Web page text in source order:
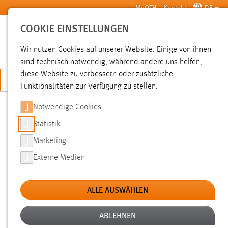
Zum Hauptinhalt springen MyOTH Kontakt DE
SUCHE
JETZT BEWERBEN
Hochschule Aktuelles News der OTH Amberg-Weiden
BACK TO PHYSICAL: „PHYSICAL
COMPUTING“-AUSSTELLUNG DER
FAKULTÄT EMI
23.07.2021
Lust auf eine Runde Remote-Beerpong?
COOKIE EINSTELLUNGEN
Wir nutzen Cookies auf unserer Website. Einige von ihnen
sind technisch notwendig, während andere uns helfen,
diese Website zu verbessern oder zusätzliche
Funktionalitäten zur Verfügung zu stellen.
Notwendige Cookies
Statistik
Marketing
Externe Medien
ALLE AUSWÄHLEN
ABLEHNEN